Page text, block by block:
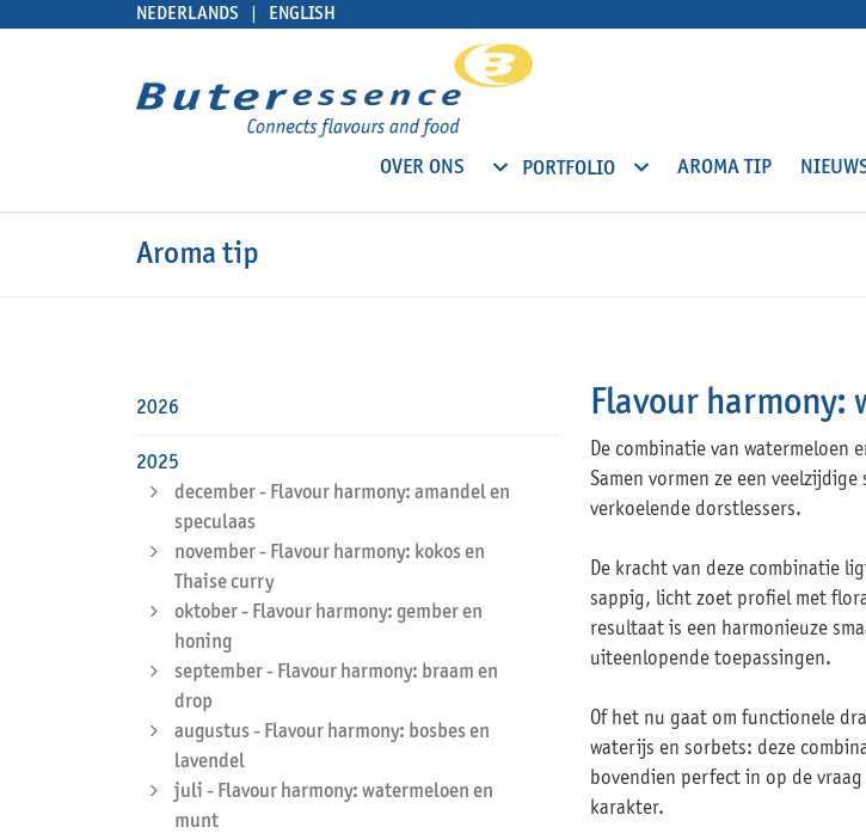
NEDERLANDS ENGLISH
OVER ONS PORTFOLIO AROMA TIP
Aroma tip
Flavour
De combinatie van watermeloen
Samen vormen ze een
verkoelende dorstlessers.
De kracht van deze combinatie
sappig, licht zoet profiel met
resultaat is een harmonieuze
uiteenlopende toepassingen.
Of het nu gaat om functionele
waterijs en sorbets: deze
bovendien perfect in op de
karakter.
2026
2025
december - Flavour harmony: amandel en
speculaas
november - Flavour harmony: kokos en
Thaise curry
oktober - Flavour harmony: gember en
honing
september - Flavour harmony: braam en
drop
augustus - Flavour harmony: bosbes en
lavendel
juli - Flavour harmony: watermeloen en
munt